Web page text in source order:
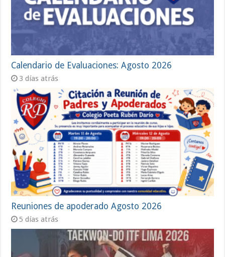
Calendario de Evaluaciones: Agosto 2026
3 días atrás
Reuniones de apoderado Agosto 2026
5 días atrás